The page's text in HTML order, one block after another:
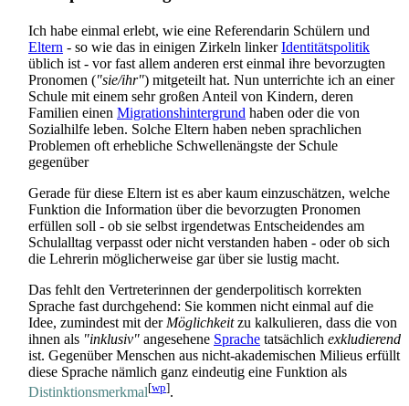
Ich habe einmal erlebt, wie eine Referendarin Schülern und
Eltern - so wie das in einigen Zirkeln linkerIdentitätspolitik
üblich ist - vor fast allem anderen erst einmal ihre bevorzugten
Pronomen ("sie/ihr") mitgeteilt hat. Nun unterrichte ich an einer
Schule mit einem sehr großen Anteil von Kindern, deren
Familien einen Migrationshintergrund haben oder die von
Sozialhilfe leben. Solche Eltern haben neben sprachlichen
Problemen oft erhebliche Schwellenängste der Schule
gegenüber
Gerade für diese Eltern ist es aber kaum einzuschätzen, welche
Funktion die Information über die bevorzugten Pronomen
erfüllen soll - ob sie selbst irgendetwas Entscheidendes am
Schulalltag verpasst oder nicht verstanden haben - oder ob sich
die Lehrerin möglicherweise gar über sie lustig macht.
Das fehlt den Vertreterinnen der gender­politisch korrekten
Sprache fast durchgehend: Sie kommen nicht einmal auf die
Idee, zumindest mit derMöglichkeitzu kalkulieren, dass die von
ihnen als "inklusiv" angesehene Sprache tatsächlich exkludierend
ist. Gegenüber Menschen aus nicht-akademischen Milieus erfüllt
diese Sprache nämlich ganz eindeutig eine Funktion als
Distinktions­merkmal[wp].